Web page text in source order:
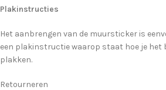
Plakinstructies
Het aanbrengen van de muursticker is
een plakinstructie waarop staat hoe je het
plakken.
Retourneren